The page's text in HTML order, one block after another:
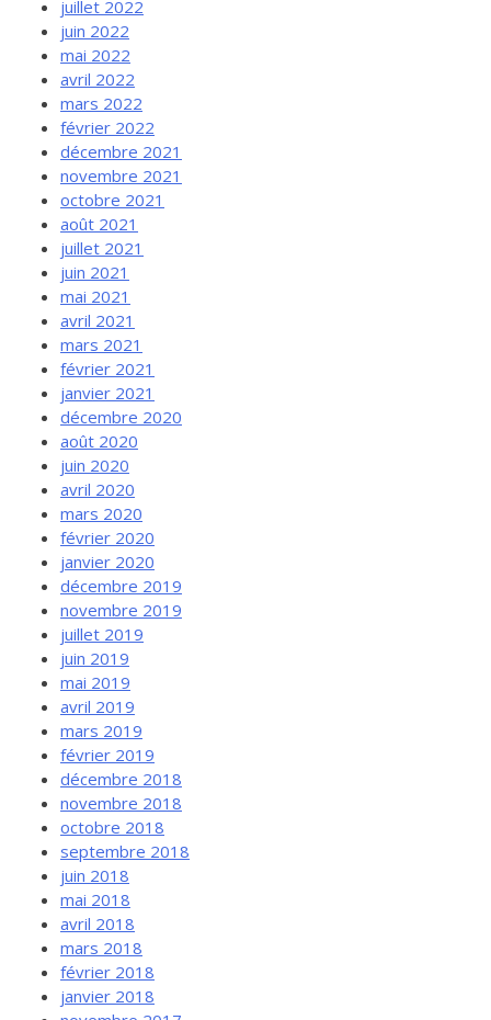
juillet 2022
juin 2022
mai 2022
avril 2022
mars 2022
février 2022
décembre 2021
novembre 2021
octobre 2021
août 2021
juillet 2021
juin 2021
mai 2021
avril 2021
mars 2021
février 2021
janvier 2021
décembre 2020
août 2020
juin 2020
avril 2020
mars 2020
février 2020
janvier 2020
décembre 2019
novembre 2019
juillet 2019
juin 2019
mai 2019
avril 2019
mars 2019
février 2019
décembre 2018
novembre 2018
octobre 2018
septembre 2018
juin 2018
mai 2018
avril 2018
mars 2018
février 2018
janvier 2018